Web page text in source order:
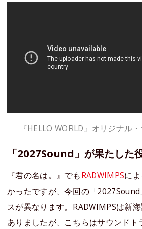
『HELLO WORLD』オリジナル
「2027Sound」が果たした
『君の名は。』でもRADWIMPSに
かったですが、今回の「
スが異なります。RADWIMPSは新
ありましたが、こちらはサウンドト